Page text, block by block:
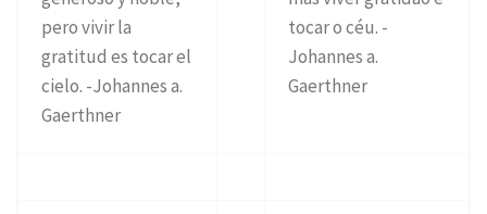
pero vivir la
gratitud es tocar el
cielo. -Johannes a.
Gaerthner
tocar o céu. -
Johannes a.
Gaerthner